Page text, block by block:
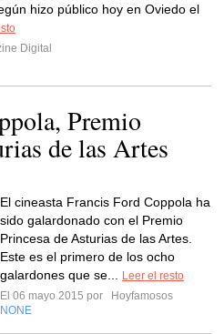
hizo público hoy en Oviedo el
Digital
Premio
de las Artes
El cineasta Francis Ford Coppola ha
sido galardonado con el Premio
Princesa de Asturias de las Artes.
Este es el primero de los ocho
galardones que se...
Leer el resto
El 06 mayo 2015 por
Hoyfamosos
NONE